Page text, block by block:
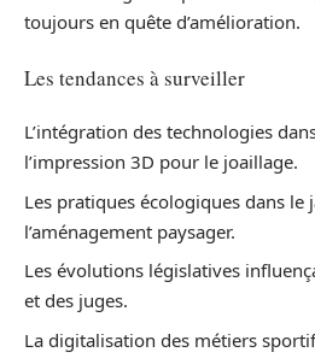
toujours en quête d’amélioration.
Les tendances à surveiller
L’intégration des technologies
l’impression 3D pour le joaillage.
Les pratiques écologiques dans le
l’aménagement paysager.
Les évolutions législatives
et des juges.
La digitalisation des métiers